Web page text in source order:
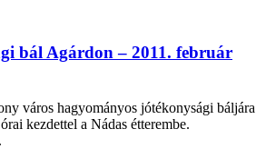
bál Agárdon – 2011. február
város hagyományos jótékonysági báljára
kezdettel a Nádas étterembe.